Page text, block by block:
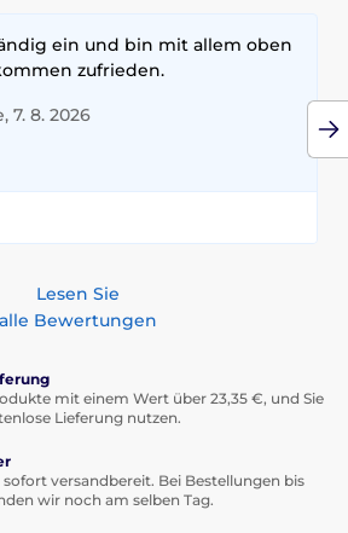
ein und bin mit allem oben
zufrieden.
7. 8. 2026
Lesen Sie
alle Bewertungen
mit einem Wert über 23,35 €, und Sie
Lieferung nutzen.
sofort versandbereit. Bei Bestellungen bis
wir noch am selben Tag.